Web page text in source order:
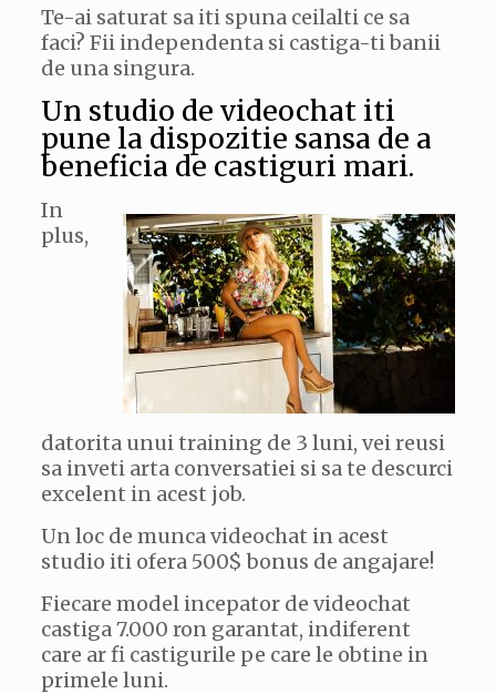
Te-ai saturat sa iti spuna ceilalti ce sa
faci? Fii independenta si castiga-ti banii
de una singura.
Un studio de videochat iti
pune la dispozitie sansa de a
beneficia de castiguri mari.
In
plus,
datorita unui training de 3 luni, vei reusi
sa inveti arta conversatiei si sa te descurci
excelent in acest job.
Un loc de munca videochat in acest
studio iti ofera 500$ bonus de angajare!
Fiecare model incepator de videochat
castiga 7.000 ron garantat, indiferent
care ar fi castigurile pe care le obtine in
primele luni.